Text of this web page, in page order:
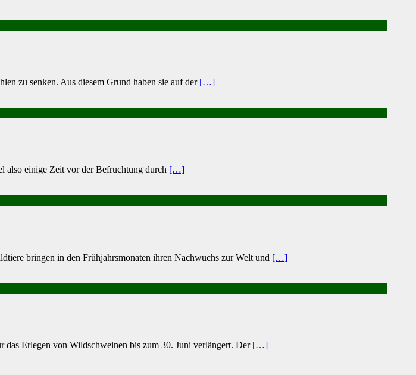
zu senken. Aus die­sem Grund haben sie auf der […]
also einige Zeit vor der Befruchtung durch […]
bringen in den Frühjahrsmonaten ihren Nachwuchs zur Welt und […]
Erlegen von Wildschweinen bis zum 30. Juni verlängert. Der […]